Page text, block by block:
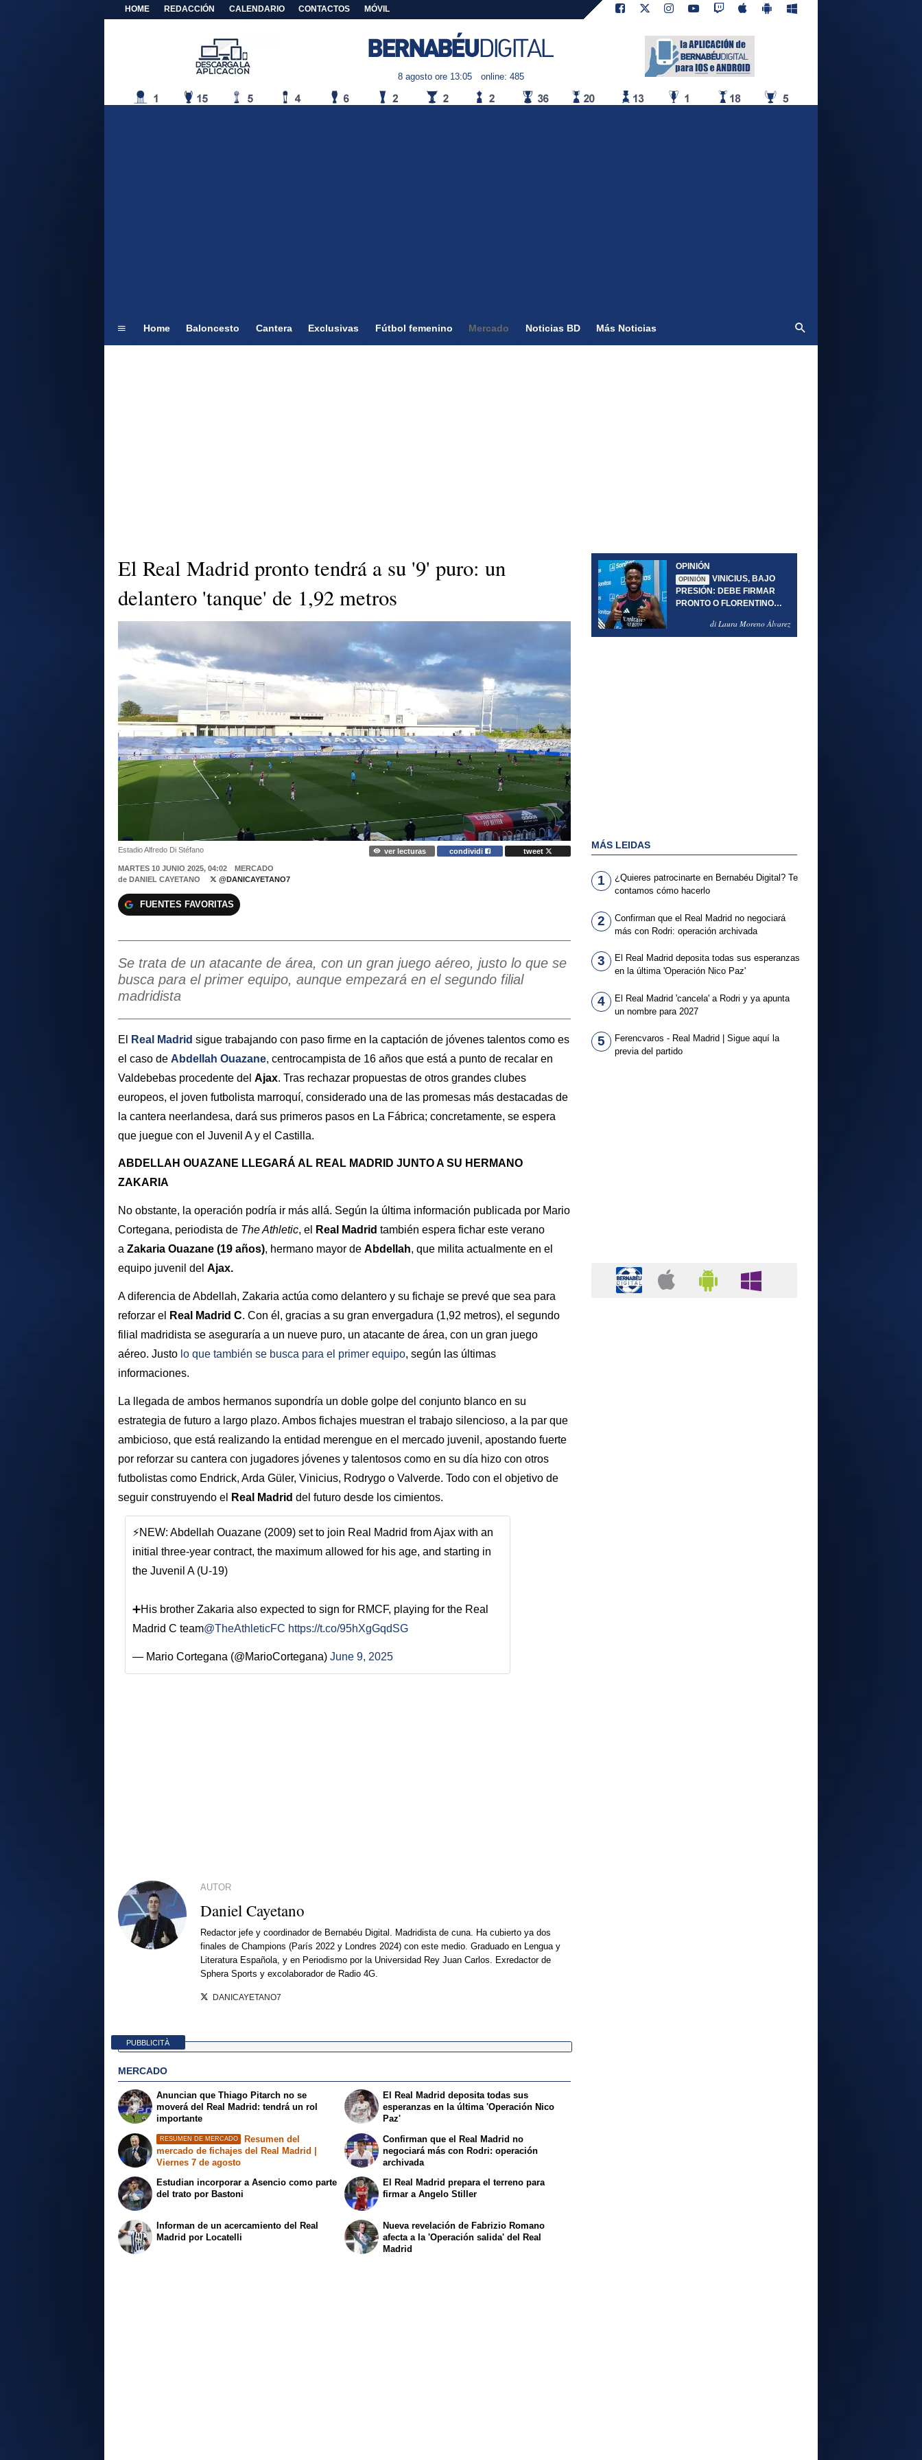
HOME REDACCIÓN CALENDARIO CONTACTOS MÓVIL
8 agosto ore 13:05 online: 485
Home Baloncesto Cantera Exclusivas Fútbol femenino Mercado Noticias BD Más Noticias
El Real Madrid pronto tendrá a su '9' puro: un
delantero 'tanque' de 1,92 metros
Estadio Alfredo Di Stéfano ver lecturas condividi tweet
MARTES 10 JUNIO 2025, 04:02
MERCADO
de DANIEL CAYETANO @DANICAYETANO7
FUENTES FAVORITAS
Se trata de un atacante de área, con un gran juego aéreo, justo lo que se
busca para el primer equipo, aunque empezará en el segundo filial
madridista
El Real Madrid sigue trabajando con paso firme en la captación de jóvenes talentos como es
el caso de Abdellah Ouazane, centrocampista de 16 años que está a punto de recalar en
Valdebebas procedente del Ajax. Tras rechazar propuestas de otros grandes clubes
europeos, el joven futbolista marroquí, considerado una de las promesas más destacadas de
la cantera neerlandesa, dará sus primeros pasos en La Fábrica; concretamente, se espera
que juegue con el Juvenil A y el Castilla.
ABDELLAH OUAZANE LLEGARÁ AL REAL MADRID JUNTO A SU HERMANO
ZAKARIA
No obstante, la operación podría ir más allá. Según la última información publicada por Mario
Cortegana, periodista de The Athletic, el Real Madrid también espera fichar este verano
a Zakaria Ouazane (19 años), hermano mayor de Abdellah, que milita actualmente en el
equipo juvenil del Ajax.
A diferencia de Abdellah, Zakaria actúa como delantero y su fichaje se prevé que sea para
reforzar el
Real Madrid C. Con él, gracias a su gran envergadura (1,92 metros), el segundo
filial madridista se aseguraría a un nueve puro, un atacante de área, con un gran juego
aéreo. Justo lo que también se busca para el primer equipo, según las últimas
informaciones.
La llegada de ambos hermanos supondría un doble golpe del conjunto blanco en su
estrategia de futuro a largo plazo. Ambos fichajes muestran el trabajo silencioso, a la par que
ambicioso, que está realizando la entidad merengue en el mercado juvenil, apostando fuerte
por reforzar su cantera con jugadores jóvenes y talentosos como en su día hizo con otros
futbolistas como Endrick, Arda Güler, Vinicius, Rodrygo o Valverde. Todo con el objetivo de
seguir construyendo el
Real Madrid del futuro desde los cimientos.
⚡️NEW: Abdellah Ouazane (2009) set to join Real Madrid from Ajax with an
initial three-year contract, the maximum allowed for his age, and starting in
the Juvenil A (U-19)
➕His brother Zakaria also expected to sign for RMCF, playing for the Real
Madrid C team@TheAthleticFC https://t.co/95hXgGqdSG
— Mario Cortegana (@MarioCortegana) June 9, 2025
AUTOR
Daniel Cayetano
Redactor jefe y coordinador de Bernabéu Digital. Madridista de cuna. Ha cubierto ya dos
finales de Champions (París 2022 y Londres 2024) con este medio. Graduado en Lengua y
Literatura Española, y en Periodismo por la Universidad Rey Juan Carlos. Exredactor de
Sphera Sports y excolaborador de Radio 4G.
DANICAYETANO7
PUBBLICITÀ
MERCADO
Anuncian que Thiago Pitarch no se
moverá del Real Madrid: tendrá un rol
importante
RESUMEN DE MERCADO
Resumen del
mercado de fichajes del Real Madrid |
Viernes 7 de agosto
El Real Madrid deposita todas sus
esperanzas en la última 'Operación Nico
Paz'
Confirman que el Real Madrid no
negociará más con Rodri: operación
archivada
Estudian incorporar a Asencio como parte
del trato por Bastoni
Informan de un acercamiento del Real
Madrid por Locatelli
El Real Madrid prepara el terreno para
firmar a Angelo Stiller
Nueva revelación de Fabrizio Romano
afecta a la 'Operación salida' del Real
Madrid
OPINIÓN
OPINIÓN
VINICIUS, BAJO
PRESIÓN: DEBE FIRMAR
PRONTO O FLORENTINO
di Laura Moreno Álvarez
MÁS LEIDAS
1
¿Quieres patrocinarte en Bernabéu Digital? Te
contamos cómo hacerlo
2
Confirman que el Real Madrid no negociará
más con Rodri: operación archivada
3
El Real Madrid deposita todas sus esperanzas
en la última 'Operación Nico Paz'
4
El Real Madrid 'cancela' a Rodri y ya apunta
un nombre para 2027
5
Ferencvaros - Real Madrid | Sigue aquí la
previa del partido